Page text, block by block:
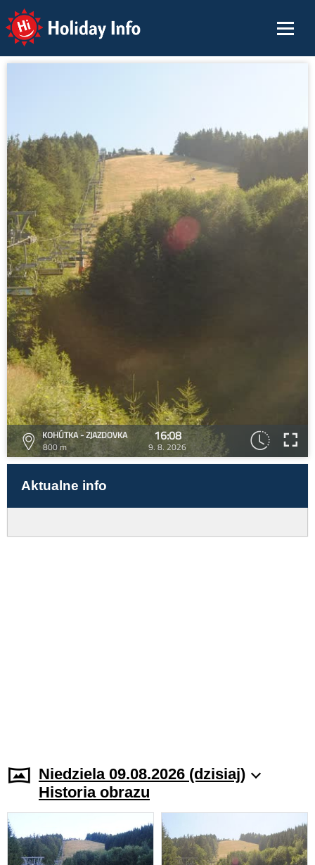
Holiday Info
KOHÚTKA - ZJAZDOVKA
800 m
16:08
9. 8. 2026
Aktualne info
Niedziela 09.08.2026 (dzisiaj)
Historia obrazu